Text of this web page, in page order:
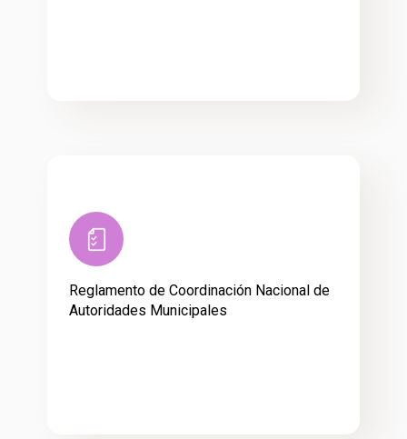
Reglamento de Coordinación Nacional de
Autoridades Municipales